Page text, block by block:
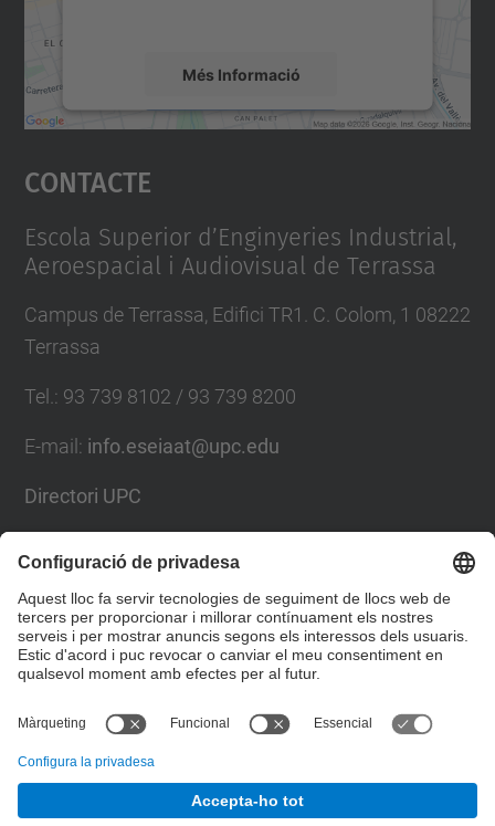
Més Informació
Accepta
powered by
Contacte
Escola Superior d’Enginyeries Industrial,
Aeroespacial i Audiovisual de Terrassa
Campus de Terrassa, Edifici TR1. C. Colom, 1 08222
Terrassa
Tel. : 93 739 8102 / 93 739 8200
E-mail : info.eseiaat@upc.edu
Directori UPC
Llista Xarxes Socials
© UPCEscola Superior d’Enginyeries Industrial,
Aeroespacial i Audiovisual de Terrassa. ESEIAAT